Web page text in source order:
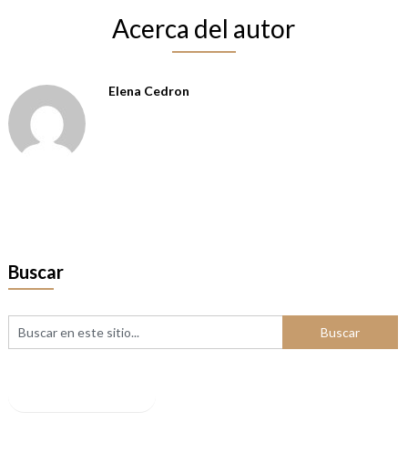
Acerca del autor
Elena Cedron
Buscar